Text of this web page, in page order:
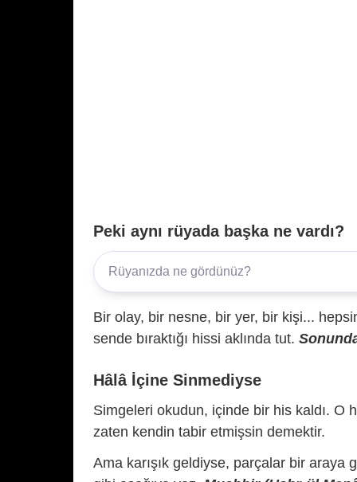
Peki aynı rüyada başka ne vardı?
Bir olay, bir nesne, bir yer, bir kişi...
sende bıraktığı hissi aklında tut.
Hâlâ İçine Sinmediyse
Simgeleri okudun, içinde bir his kaldı. O
zaten kendin tabir etmişsin demektir.
Ama karışık geldiyse, parçalar bir araya